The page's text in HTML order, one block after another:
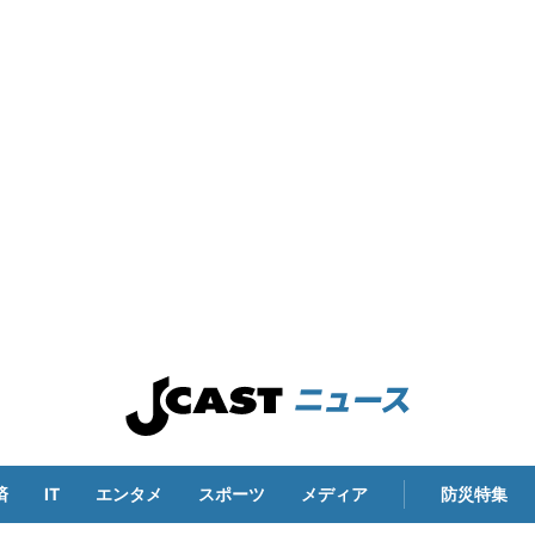
IT エンタメ スポーツ メディア 防災特集